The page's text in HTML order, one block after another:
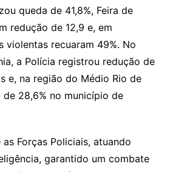
queda de 41,8%, Feira de
redução de 12,9 e, em
violentas recuaram 49%. No
a Polícia registrou redução de
e, na região do Médio Rio de
28,6% no município de
Forças Policiais, atuando
garantido um combate